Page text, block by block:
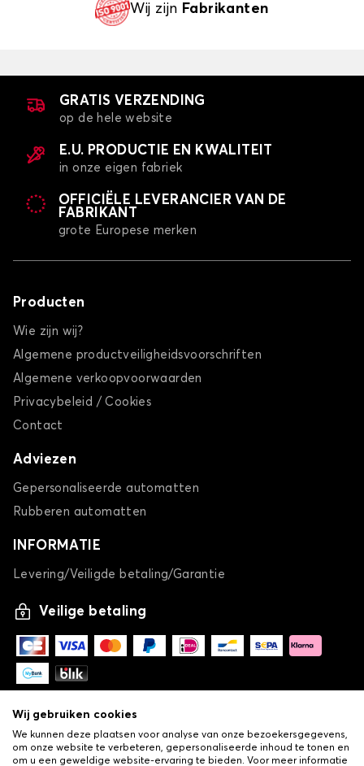
Wij zijn Fabrikanten
GRATIS VERZENDING
op de hele website
E.U. PRODUCTIE EN KWALITEIT
in onze eigen fabriek
OFFICIËLE LEVERANCIER VAN DE
FABRIKANT
grote Europese merken
Producten
Wie zijn wij?
Algemene productveiligheidsvoorschriften
Algemene verkoopvoorwaarden
Privacybeleid / Cookies
Contact
Adviezen
Gepersonaliseerde automatten
Rubberen automatten
INFORMATIE
Levering/Veiligde betaling/Garantie
Veilige betaling
Wij gebruiken cookies
We kunnen deze plaatsen voor analyse van onze bezoekersgegevens,
om onze website te verbeteren, gepersonaliseerde inhoud te tonen en
om u een geweldige website-ervaring te bieden. Voor meer informatie